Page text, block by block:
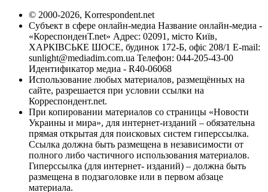
© 2000-2026, Korrespondent.net
Субъект в сфере онлайн-медиа Название онлайн-медиа -
«КореспонденТ.net» Адрес: 02091, місто Київ,
ХАРКІВСЬКЕ ШОСЕ, будинок 172-Б, офіс 208/1 E-mail:
sunlight@mediadim.com.ua Телефон: 044-205-43-00
Идентификатор медиа - R40-06068
Использование любых материалов, размещённых на
сайте, разрешается при условии ссылки на
Корреспондент.net.
При копировании материалов со страницы «Новости
Украины и мира», для интернет-изданий – обязательна
прямая открытая для поисковых систем гиперссылка.
Ссылка должна быть размещена в независимости от
полного либо частичного использования материалов.
Гиперссылка (для интернет- изданий) – должна быть
размещена в подзаголовке или в первом абзаце
материала.